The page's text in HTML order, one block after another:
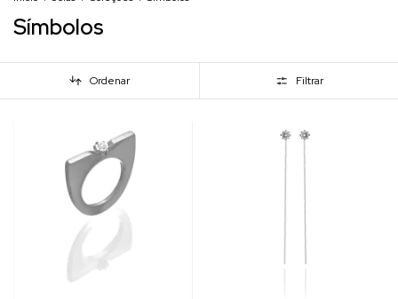
Símbolos
Ordenar Filtrar